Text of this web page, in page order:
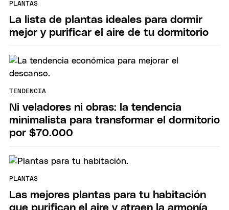
PLANTAS
La lista de plantas ideales para dormir
mejor y purificar el aire de tu dormitorio
TENDENCIA
Ni veladores ni obras: la tendencia
minimalista para transformar el dormitorio
por $70.000
PLANTAS
Las mejores plantas para tu habitación
que purifican el aire y atraen la armonía